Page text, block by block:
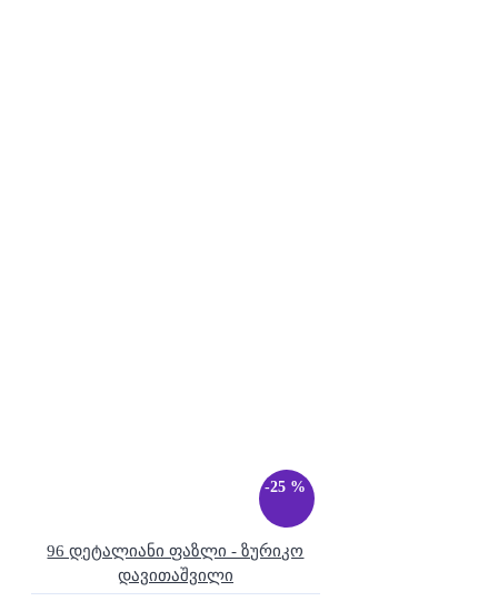
-25 %
96 დეტალიანი ფაზლი - ზურიკო
დავითაშვილი